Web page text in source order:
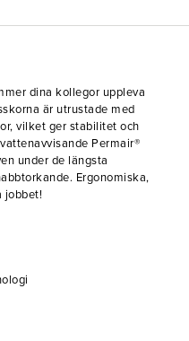
dina kollegor uppleva
är utrustade med
vilket ger stabilitet och
Permair®
under de längsta
Ergonomiska,
jobbet!